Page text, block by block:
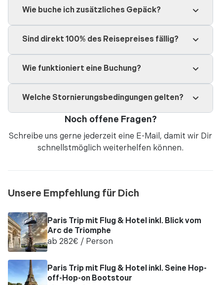
Wie buche ich zusätzliches Gepäck?
Sind direkt 100% des Reisepreises fällig?
Wie funktioniert eine Buchung?
Welche Stornierungsbedingungen gelten?
Noch offene Fragen?
Schreibe uns gerne jederzeit eine E-Mail, damit wir Dir
schnellstmöglich weiterhelfen können.
Unsere Empfehlung für Dich
Paris Trip mit Flug & Hotel inkl. Blick vom
Arc de Triomphe
ab 282€ / Person
Paris Trip mit Flug & Hotel inkl. Seine Hop-
off-Hop-on Bootstour